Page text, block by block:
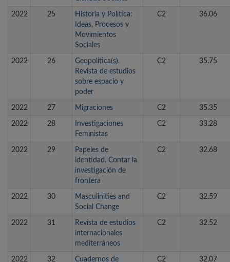
2022 25
Historia y Política:
Ideas, Procesos y
Movimientos
Sociales
C2 36.06
2022 26
Geopolítica(s).
Revista de estudios
sobre espacio y
poder
C2 35.75
2022 27 Migraciones C2 35.35
2022 28
Investigaciones
Feministas
C2 33.28
2022 29
Papeles de
identidad. Contar la
investigación de
frontera
C2 32.68
2022 30
Masculinities and
Social Change
C2 32.59
2022 31
Revista de estudios
internacionales
mediterráneos
C2 32.52
2022 32 Cuadernos de C2 32.07